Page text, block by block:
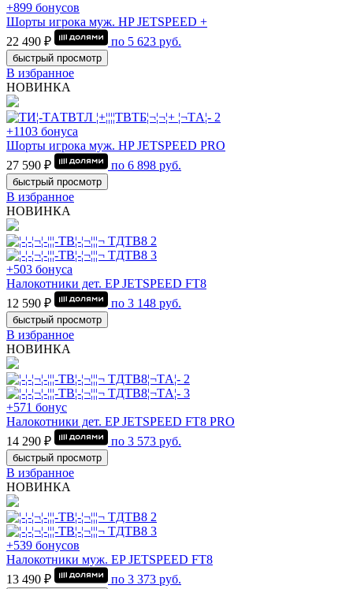
+899 бонусов
Шорты игрока муж. HP JETSPEED +
22 490 ₽
по 5 623 руб.
быстрый просмотр
В избранное
НОВИНКА
+1103 бонуса
Шорты игрока муж. HP JETSPEED PRO
27 590 ₽
по 6 898 руб.
быстрый просмотр
В избранное
НОВИНКА
+503 бонуса
Налокотники дет. EP JETSPEED FT8
12 590 ₽
по 3 148 руб.
быстрый просмотр
В избранное
НОВИНКА
+571 бонус
Налокотники дет. EP JETSPEED FT8 PRO
14 290 ₽
по 3 573 руб.
быстрый просмотр
В избранное
НОВИНКА
+539 бонусов
Налокотники муж. EP JETSPEED FT8
13 490 ₽
по 3 373 руб.